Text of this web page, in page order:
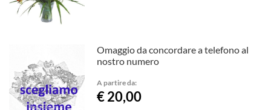
Omaggio da concordare a telefono al
nostro numero
A partire da:
€ 20,00